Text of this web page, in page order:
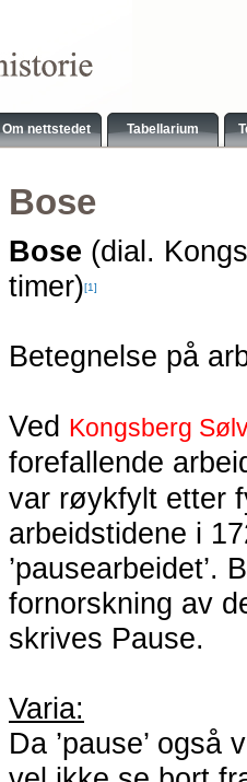
Om nettstedet Tabellarium
Bose
Bose (dial.
timer)[1]
Betegnelse på
Ved Kongsberg
forefallende
var røykfylt etter
arbeidstidene i
’pausearbeidet’.
fornorskning av
skrives Pause.
Varia:
Da ’pause’